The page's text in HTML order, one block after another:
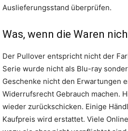
Auslieferungsstand überprüfen.
Was, wenn die Waren
Der Pullover entspricht nicht der
Serie wurde nicht als Blu-ray
Geschenke nicht den Erwartungen
Widerrufsrecht Gebrauch machen.
wieder zurückschicken. Einige
Kaufpreis wird erstattet. Viele